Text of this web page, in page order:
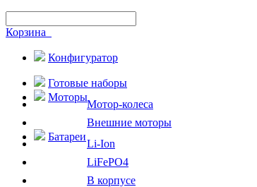
Корзина
Конфигуратор
Готовые наборы
Моторы
Мотор-колеса
Внешние моторы
Батареи
Li-Ion
LiFePO4
В корпусе